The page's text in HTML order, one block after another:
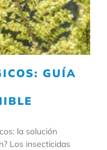
GUÍA
la solución
Los insecticidas